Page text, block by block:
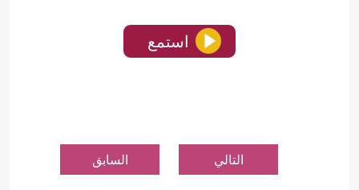
استمع
التالي السابق